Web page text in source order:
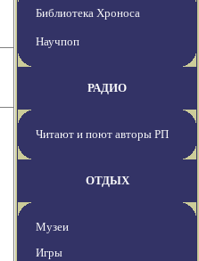
Библиотека Хроноса
Научпоп
РАДИО
Читают и поют авторы РП
ОТДЫХ
Музеи
Игры